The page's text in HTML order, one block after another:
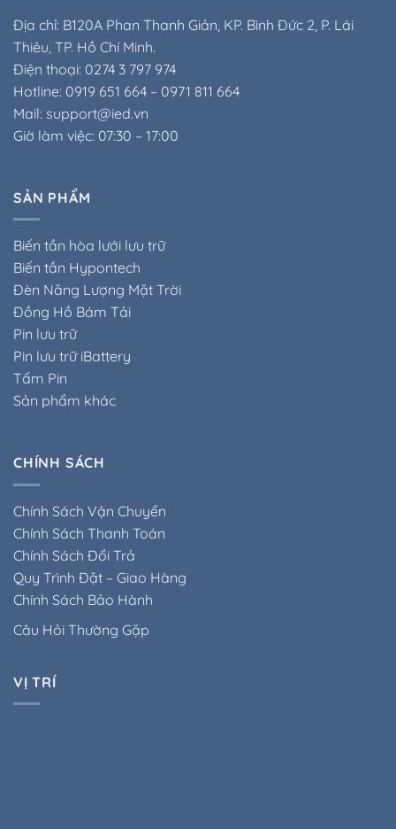
Địa chỉ: B120A Phan Thanh Giản, KP. Bình Đức 2, P. Lái
Thiêu, TP. Hồ Chí Minh.
Điện thoại: 0274 3 797 974
Hotline: 0919 651 664 – 0971 811 664
Mail: support@ied.vn
Giờ làm việc: 07:30 – 17:00
SẢN PHẨM
Biến tần hòa lưới lưu trữ
Biến tần Hypontech
Đèn Năng Lượng Mặt Trời
Đồng Hồ Bám Tải
Pin lưu trữ
Pin lưu trữ iBattery
Tấm Pin
Sản phẩm khác
CHÍNH SÁCH
Chính Sách Vận Chuyển
Chính Sách Thanh Toán
Chính Sách Đổi Trả
Quy Trình Đặt – Giao Hàng
Chính Sách Bảo Hành
Câu Hỏi Thường Gặp
VỊ TRÍ